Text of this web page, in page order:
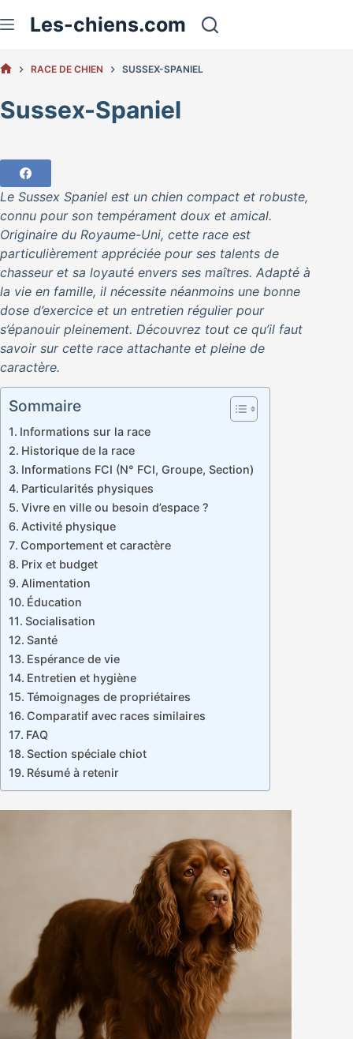
au
Les-chiens.com
RACE DE CHIEN SUSSEX-SPANIEL
Sussex-Spaniel
Le Sussex Spaniel est un chien compact et robuste,
connu pour son tempérament doux et amical.
Originaire du Royaume-Uni, cette race est
particulièrement appréciée pour ses talents de
chasseur et sa loyauté envers ses maîtres. Adapté à
la vie en famille, il nécessite néanmoins une bonne
dose d’exercice et un entretien régulier pour
s’épanouir pleinement. Découvrez tout ce qu’il faut
savoir sur cette race attachante et pleine de
caractère.
Sommaire
Informations sur la race
Historique de la race
Informations FCI (N° FCI, Groupe, Section)
Particularités physiques
Vivre en ville ou besoin d’espace ?
Activité physique
Comportement et caractère
Prix et budget
Alimentation
Éducation
Socialisation
Santé
Espérance de vie
Entretien et hygiène
Témoignages de propriétaires
Comparatif avec races similaires
FAQ
Section spéciale chiot
Résumé à retenir